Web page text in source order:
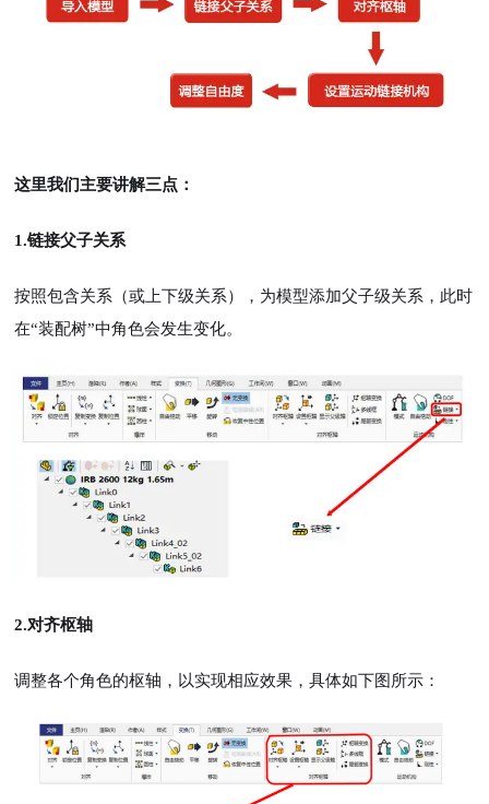
这里我们主要讲解三点：
1.链接父子关系
按照包含关系（或上下级关系），为模型添加父子级关系，此时
在“装配树”中角色会发生变化。
2.对齐枢轴
调整各个角色的枢轴，以实现相应效果，具体如下图所示：